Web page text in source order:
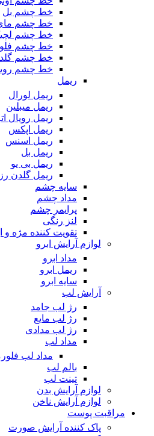
خط چشم بل
خط چشم
خط چشم
خط چشم
خط چشم
خط چشم
ریمل
ریمل لورال
ریمل میبلین
ریمل رویال
ریمل اپکس
ریمل اسنس
ریمل بل
ریمل بی یو
ریمل گلدن رز
سایه چشم
مداد چشم
پرایمر چشم
لنز رنگی
تقویت کننده مژه و
لوازم آرایش ابرو
مداد ابرو
ریمل ابرو
سایه ابرو
آرایش لب
رژ لب جامد
رژ لب مایع
رژ لب مدادی
مداد لب
مداد لب
بالم لب
تینت لب
لوازم آرایش بدن
لوازم آرایش ناخن
مراقبت پوست
پاک کننده آرایش صورت